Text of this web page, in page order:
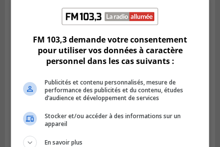
BOUCHERVILLE
Publié le 27 juillet 2026 à 19h58
Metro prend les moyens pour protéger son
personnel cadre
FM 103,3 demande votre consentement
pour utiliser vos données à caractère
personnel dans les cas suivants :
Publicités et contenu personnalisés, mesure de
performance des publicités et du contenu, études
d’audience et développement de services
Stocker et/ou accéder à des informations sur un
appareil
En savoir plus